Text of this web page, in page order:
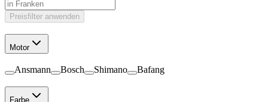
Preisfilter anwenden
Motor
Ansmann Bosch Shimano Bafang
Farbe